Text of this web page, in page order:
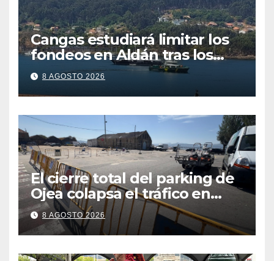
Cangas estudiará limitar los
fondeos en Aldán tras los
últimos episodios de
contaminación en O Con
8 AGOSTO 2026
El cierre total del parking de
Ojea colapsa el tráfico en
Cangas
8 AGOSTO 2026